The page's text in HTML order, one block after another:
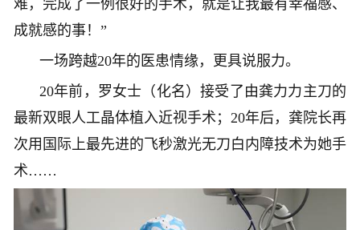
难，完成了一例很好的手术，就是让我最有幸福感、
成就感的事！”
一场跨越20年的医患情缘，更具说服力。
20年前，罗女士（化名）接受了由龚力力主刀的
最新双眼人工晶体植入近视手术；20年后，龚院长再
次用国际上最先进的飞秒激光无刀白内障技术为她手
术……